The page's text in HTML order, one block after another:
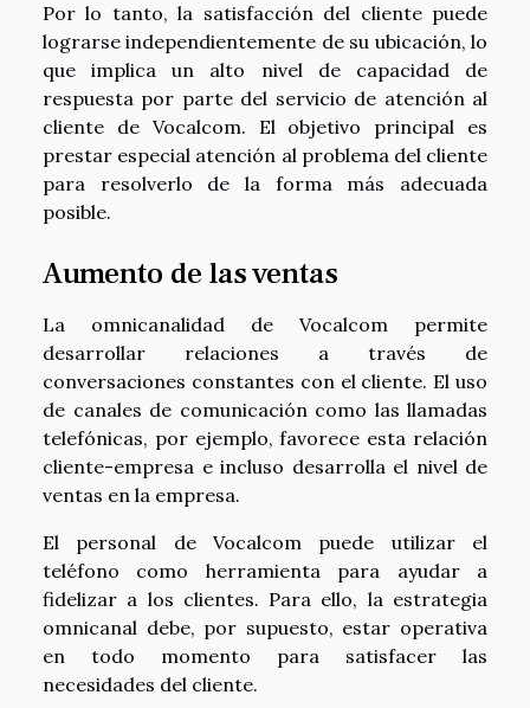
Por lo tanto, la satisfacción del cliente puede
lograrse independientemente de su ubicación, lo
que implica un alto nivel de capacidad de
respuesta por parte del servicio de atención al
cliente de Vocalcom. El objetivo principal es
prestar especial atención al problema del cliente
para resolverlo de la forma más adecuada
posible.
Aumento de las ventas
La omnicanalidad de Vocalcom permite
desarrollar relaciones a través de
conversaciones constantes con el cliente. El uso
de canales de comunicación como las llamadas
telefónicas, por ejemplo, favorece esta relación
cliente-empresa e incluso desarrolla el nivel de
ventas en la empresa.
El personal de Vocalcom puede utilizar el
teléfono como herramienta para ayudar a
fidelizar a los clientes. Para ello, la estrategia
omnicanal debe, por supuesto, estar operativa
en todo momento para satisfacer las
necesidades del cliente.